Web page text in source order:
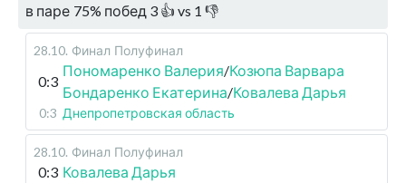
в паре 75% побед 3 👍 vs 1 👎
28.10. Финал Полуфинал
0:3
Пономаренко Валерия/Козюпа Варвара
Бондаренко Екатерина/Ковалева Дарья
0:3 Днепропетровская область
28.10. Финал Полуфинал
0:3 Ковалева Дарья